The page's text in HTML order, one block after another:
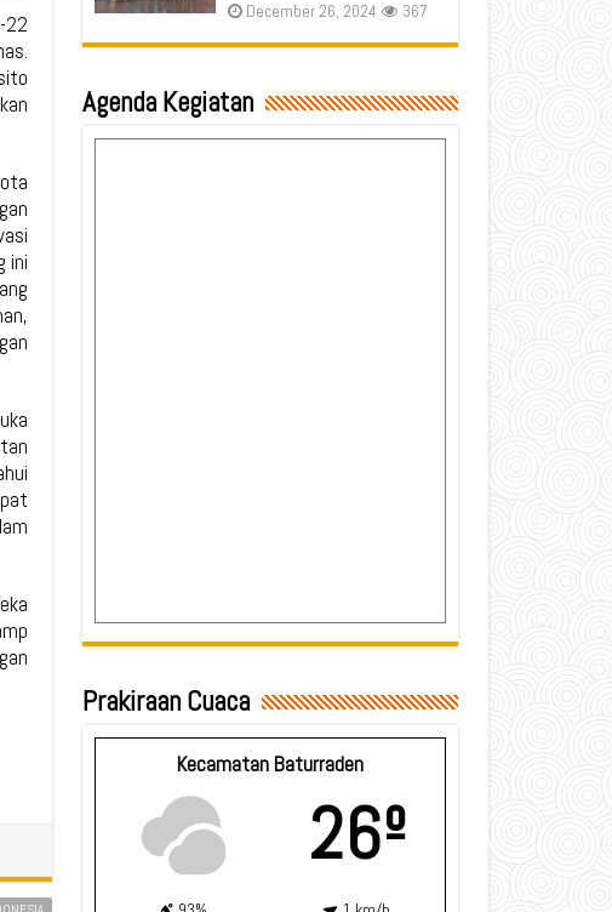
22
ini
December 26, 2024 367
Agenda Kegiatan
Prakiraan Cuaca
Kecamatan Baturraden
26º